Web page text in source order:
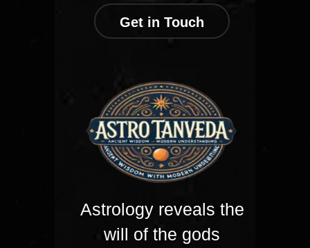
Get in Touch
Astrology reveals the
will of the gods